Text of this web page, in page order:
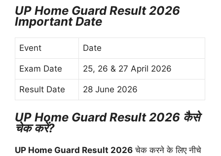
UP Home Guard Result 2026
Important Date
Event Date
Exam Date 25, 26 & 27 April 2026
Result Date 28 June 2026
UP Home Guard Result 2026 कैसे
चेक करें?
UP Home Guard Result 2026 चेक करने के लिए नीचे